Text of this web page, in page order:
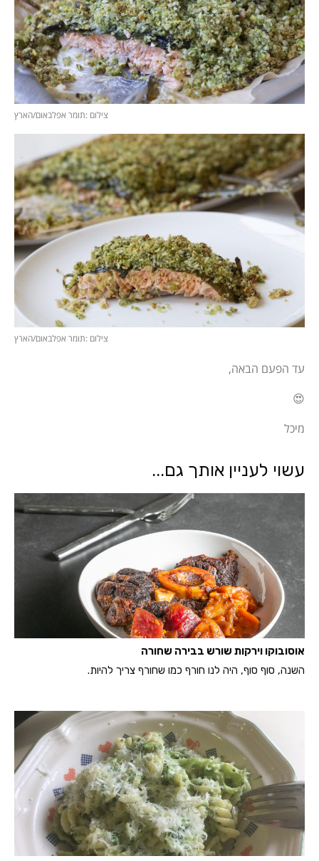
צילום :תומר אפלבאום/הארץ
צילום :תומר אפלבאום/הארץ
עד הפעם הבאה,
😍
מיכל
עשוי לעניין אותך גם...
אוסובוקו וירקות שורש בבירה שחורה
השנה, סוף סוף, היה לנו חורף כמו שחורף צריך להיות.